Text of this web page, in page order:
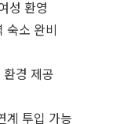
성 환영
숙소 완비
경 제공
계 투입 가능